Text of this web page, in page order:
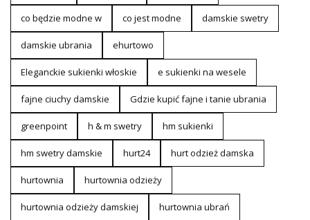
co będzie modne w co jest modne damskie swetry
damskie ubrania ehurtowo
Eleganckie sukienki włoskie e sukienki na wesele
fajne ciuchy damskie Gdzie kupić fajne i tanie ubrania
greenpoint h & m swetry hm sukienki
hm swetry damskie hurt24 hurt odzież damska
hurtownia hurtownia odzieży
hurtownia odzieży damskiej hurtownia ubrań